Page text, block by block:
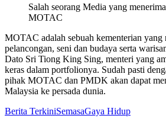
Salah seorang Media yang
MOTAC
MOTAC adalah sebuah kementerian yang
pelancongan, seni dan budaya serta
Dato Sri Tiong King Sing, menteri yang
keras dalam portfolionya. Sudah pasti
pihak MOTAC dan PMDK akan dapat
Malaysia ke persada dunia.
Berita TerkiniSemasaGaya Hidup